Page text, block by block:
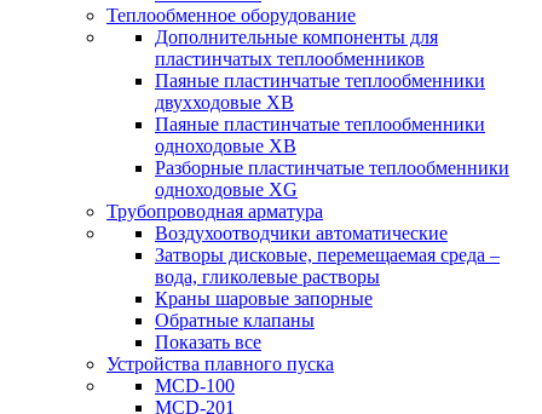
Теплообменное оборудование
Дополнительные компоненты для
пластинчатых теплообменников
Паяные пластинчатые теплообменники
двухходовые XB
Паяные пластинчатые теплообменники
одноходовые ХВ
Разборные пластинчатые теплообменники
одноходовые ХG
Трубопроводная арматура
Воздухоотводчики автоматические
Затворы дисковые, перемещаемая среда –
вода, гликолевые растворы
Краны шаровые запорные
Обратные клапаны
Показать все
Устройства плавного пуска
MCD-100
MCD-201